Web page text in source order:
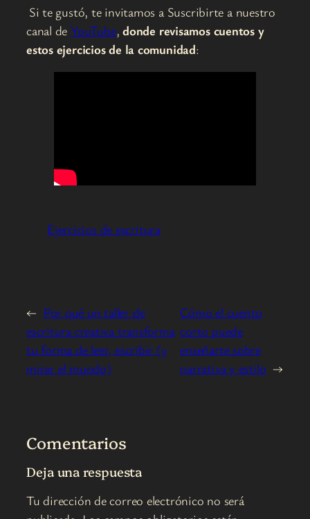
Si te gustó, te invitamos a Suscribirte a nuestro
canal de YouTube,donde revisamos cuentos y
estos ejercicios de la comunidad:
Ejercicios de escritura
← Por qué un taller de
escritura creativa transforma
tu forma de leer, escribir (y
mirar el mundo)
Cómo el cuento
corto puede
enseñarte sobre
narrativa y estilo →
Comentarios
Deja una respuesta
Tu dirección de correo electrónico no será